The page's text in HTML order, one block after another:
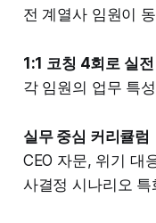
전 계열사 임원이
1:1 코칭 4회로 실
각 임원의 업무 특
실무 중심 커리큘럼
CEO 자문, 위기 대
사결정 시나리오 특